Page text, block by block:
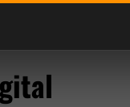
Quellenangaben